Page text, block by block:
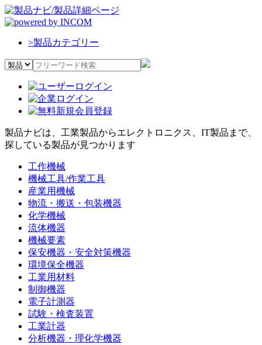
>製品カテゴリー
製品ナビは、工業製品からエレクトロニクス、IT製品まで、
探している製品が見つかります
工作機械
機械工具/作業工具
産業用機械
物流・搬送・包装機器
化学機械
流体機器
機械要素
保安機器・安全対策機器
環境保全機器
工業用材料
制御機器
電子計測器
試験・検査装置
工業計器
分析機器・理化学機器